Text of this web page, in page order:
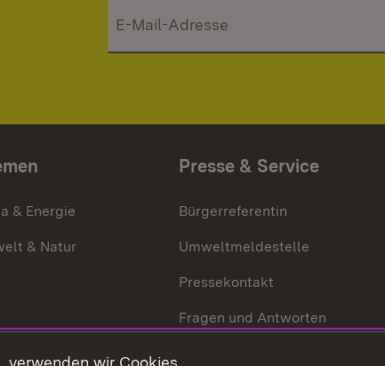
& Energie
& Natur
Presse & Service
Bürgerreferentin
Umweltmeldestelle
Pressekontakt
Fragen und Antworten
verwenden wir Cookies.